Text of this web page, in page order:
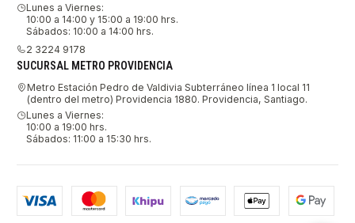
Lunes a Viernes:
10:00 a 14:00 y 15:00 a 19:00 hrs.
Sábados: 10:00 a 14:00 hrs.
2 3224 9178
SUCURSAL METRO PROVIDENCIA
Metro Estación Pedro de Valdivia Subterráneo línea 1 local 11
(dentro del metro) Providencia 1880. Providencia, Santiago.
Lunes a Viernes:
10:00 a 19:00 hrs.
Sábados: 11:00 a 15:30 hrs.